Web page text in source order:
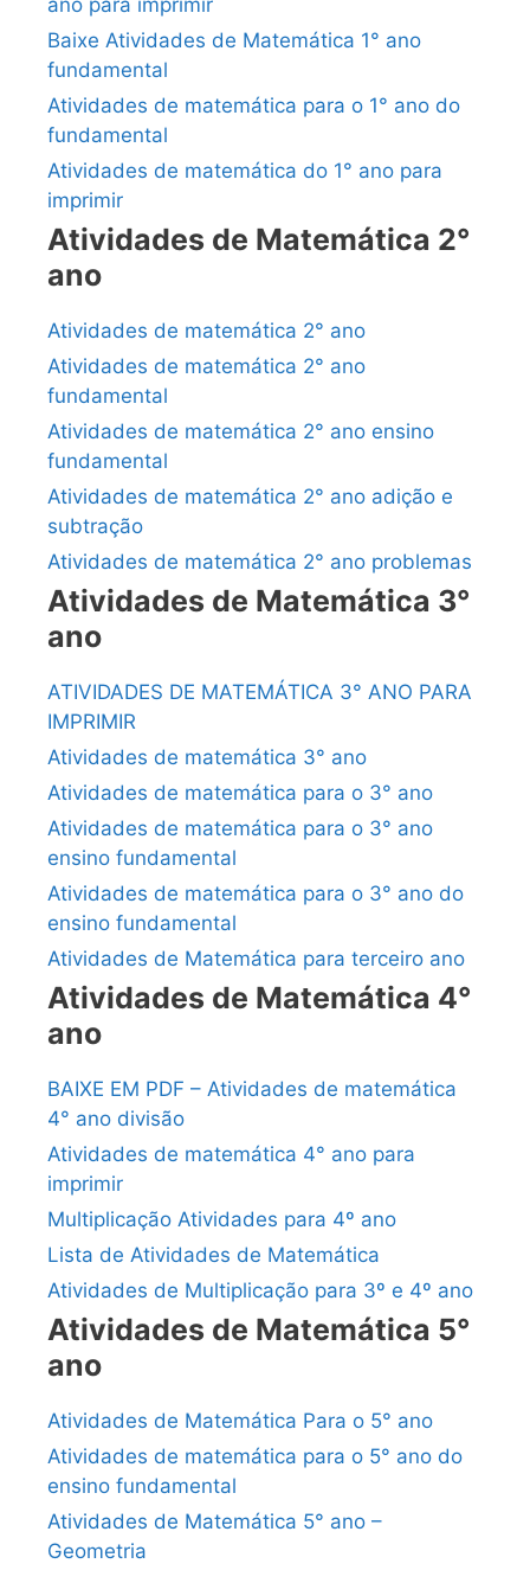
Baixe Atividades de Matemática 1° ano
fundamental
Atividades de matemática para o 1° ano do
fundamental
Atividades de matemática do 1° ano para
imprimir
Atividades de Matemática 2°
ano
Atividades de matemática 2° ano
Atividades de matemática 2° ano
fundamental
Atividades de matemática 2° ano ensino
fundamental
Atividades de matemática 2° ano adição e
subtração
Atividades de matemática 2° ano problemas
Atividades de Matemática 3°
ano
ATIVIDADES DE MATEMÁTICA 3° ANO PARA
IMPRIMIR
Atividades de matemática 3° ano
Atividades de matemática para o 3° ano
Atividades de matemática para o 3° ano
ensino fundamental
Atividades de matemática para o 3° ano do
ensino fundamental
Atividades de Matemática para terceiro ano
Atividades de Matemática 4°
ano
BAIXE EM PDF – Atividades de matemática
4° ano divisão
Atividades de matemática 4° ano para
imprimir
Multiplicação Atividades para 4º ano
Lista de Atividades de Matemática
Atividades de Multiplicação para 3º e 4º ano
Atividades de Matemática 5°
ano
Atividades de Matemática Para o 5° ano
Atividades de matemática para o 5° ano do
ensino fundamental
Atividades de Matemática 5° ano –
Geometria